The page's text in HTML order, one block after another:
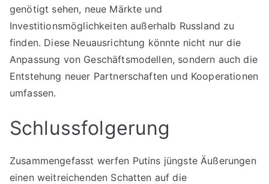
genötigt sehen, neue Märkte und
Investitionsmöglichkeiten außerhalb Russland zu
finden. Diese Neuausrichtung könnte nicht nur die
Anpassung von Geschäftsmodellen, sondern auch die
Entstehung neuer Partnerschaften und Kooperationen
umfassen.
Schlussfolgerung
Zusammengefasst werfen Putins jüngste Äußerungen
einen weitreichenden Schatten auf die